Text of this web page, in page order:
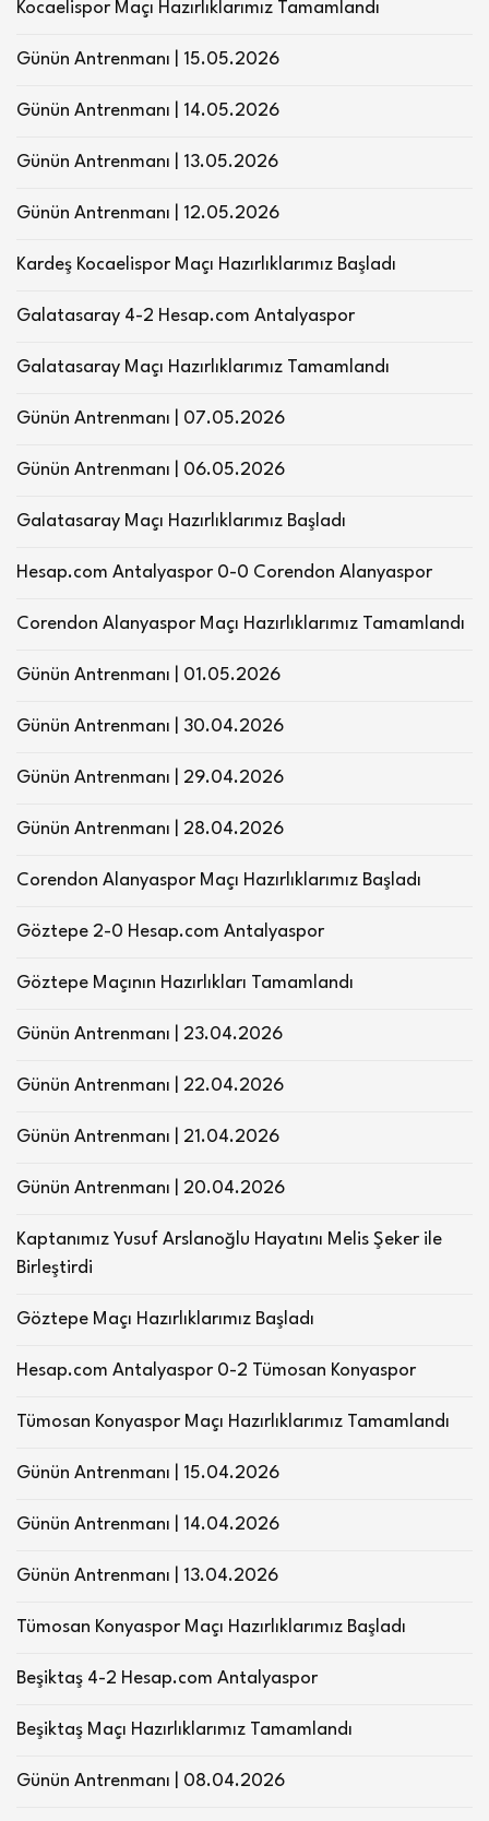
Kocaelispor Maçı Hazırlıklarımız Tamamlandı
Günün Antrenmanı | 15.05.2026
Günün Antrenmanı | 14.05.2026
Günün Antrenmanı | 13.05.2026
Günün Antrenmanı | 12.05.2026
Kardeş Kocaelispor Maçı Hazırlıklarımız Başladı
Galatasaray 4-2 Hesap.com Antalyaspor
Galatasaray Maçı Hazırlıklarımız Tamamlandı
Günün Antrenmanı | 07.05.2026
Günün Antrenmanı | 06.05.2026
Galatasaray Maçı Hazırlıklarımız Başladı
Hesap.com Antalyaspor 0-0 Corendon Alanyaspor
Corendon Alanyaspor Maçı Hazırlıklarımız Tamamlandı
Günün Antrenmanı | 01.05.2026
Günün Antrenmanı | 30.04.2026
Günün Antrenmanı | 29.04.2026
Günün Antrenmanı | 28.04.2026
Corendon Alanyaspor Maçı Hazırlıklarımız Başladı
Göztepe 2-0 Hesap.com Antalyaspor
Göztepe Maçının Hazırlıkları Tamamlandı
Günün Antrenmanı | 23.04.2026
Günün Antrenmanı | 22.04.2026
Günün Antrenmanı | 21.04.2026
Günün Antrenmanı | 20.04.2026
Kaptanımız Yusuf Arslanoğlu Hayatını Melis Şeker ile
Birleştirdi
Göztepe Maçı Hazırlıklarımız Başladı
Hesap.com Antalyaspor 0-2 Tümosan Konyaspor
Tümosan Konyaspor Maçı Hazırlıklarımız Tamamlandı
Günün Antrenmanı | 15.04.2026
Günün Antrenmanı | 14.04.2026
Günün Antrenmanı | 13.04.2026
Tümosan Konyaspor Maçı Hazırlıklarımız Başladı
Beşiktaş 4-2 Hesap.com Antalyaspor
Beşiktaş Maçı Hazırlıklarımız Tamamlandı
Günün Antrenmanı | 08.04.2026